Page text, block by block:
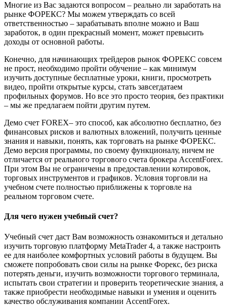
Многие из Вас задаются вопросом – реально ли заработать на
рынке ФОРЕКС? Мы можем утверждать со всей
ответственностью – зарабатывать вполне можно и Ваш
заработок, в один прекрасный момент, может превысить
доходы от основной работы.
Конечно, для начинающих трейдеров рынок ФОРЕКС совсем
не прост, необходимо пройти обучение – как минимум
изучить доступные бесплатные уроки, книги, просмотреть
видео, пройти открытые курсы, стать завсегдатаем
профильных форумов. Но все это просто теория, без практики
– мы же предлагаем пойти другим путем.
Демо счет FOREX– это способ, как абсолютно бесплатно, без
финансовых рисков и валютных вложений, получить ценные
знания и навыки, понять, как торговать на рынке ФОРЕКС.
Демо версия программы, по своему функционалу, ничем не
отличается от реального торгового счета брокера AccentForex.
При этом Вы не ограничены в предоставлении котировок,
торговых инструментов и графиков. Условия торговли на
учебном счете полностью приближены к торговле на
реальном торговом счете.
Для чего нужен учебный счет?
Учебный счет даст Вам возможность ознакомиться и детально
изучить торговую платформу MetaTrader 4, а также настроить
ее для наиболее комфортных условий работы в будущем. Вы
сможете попробовать свои силы на рынке Форекс, без риска
потерять деньги, изучить возможности торгового терминала,
испытать свои стратегии и проверить теоретические знания, а
также приобрести необходимые навыки и умения и оценить
качество обслуживания компании AccentForex.